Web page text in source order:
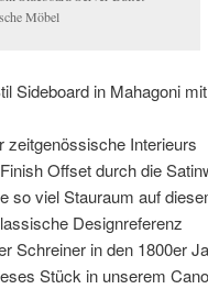
Möbel
Sideboard in Mahagoni
zeitgenössische Interieurs
Offset durch die
so viel Stauraum auf
Designreferenz
Schreiner in den 1800er
Stück in unserem